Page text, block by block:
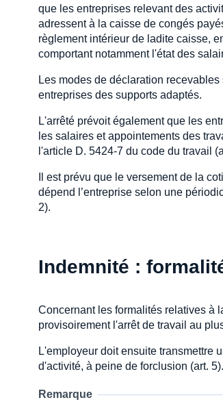
que les entreprises relevant des
adressent à la caisse de congés
règlement intérieur de ladite caisse,
comportant notamment l'état des
Les modes de déclaration
entreprises des supports adaptés.
L'arrêté prévoit également que les
les salaires et appointements des
l'article D. 5424-7 du code du travail
Il est prévu que le versement de la
dépend l’entreprise selon une
2).
Indemnité :
Concernant les formalités relatives à
provisoirement l'arrêt de travail au
L'employeur doit ensuite transmettre
d'activité, à peine de forclusion (art. 5).
Remarque